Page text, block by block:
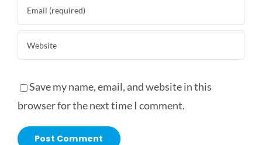
Save my name, email, and website in this
browser for the next time I comment.